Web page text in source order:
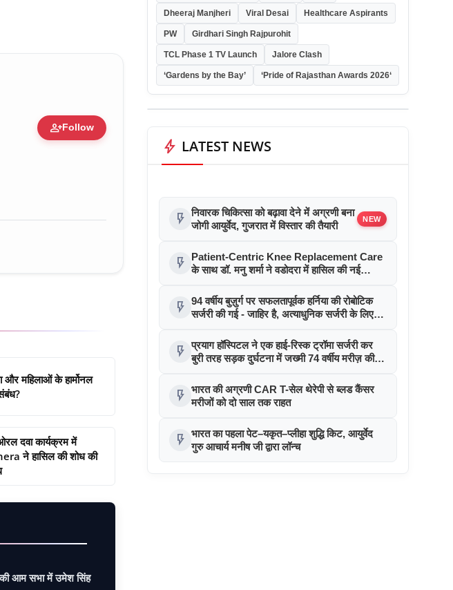
person_addFollow
और महिलाओं के हार्मोनल
ओरल दवा कार्यक्रम में
ने हासिल की शोध की
की आम सभा में उमेश सिंह
Dheeraj Manjheri Viral Desai Healthcare Aspirants
PW Girdhari Singh Rajpurohit
TCL Phase 1 TV Launch Jalore Clash
‘Gardens by the Bay’ ‘Pride of Rajasthan Awards 2026‘
bolt LATEST NEWS
flash_on निवारक चिकित्सा को बढ़ावा देने में अग्रणी बना
जोगी आयुर्वेद, गुजरात में विस्तार की तैयारी
NEW
flash_on
Patient-Centric Knee Replacement Care
के साथ डॉ. मनु शर्मा ने वडोदरा में हासिल की नई
flash_on 94 वर्षीय बुज़ुर्ग पर सफलतापूर्वक हर्निया की रोबोटिक
सर्जरी की गई - जाहिर है, अत्याधुनिक सर्जरी के लिए
flash_on प्रयाग हॉस्पिटल ने एक हाई-रिस्क ट्रॉमा सर्जरी कर
बुरी तरह सड़क दुर्घटना में जख्मी 74 वर्षीय मरीज़ की
flash_on भारत की अग्रणी CAR T-सेल थेरेपी से ब्लड कैंसर
मरीजों को दो साल तक राहत
flash_on भारत का पहला पेट–यकृत–प्लीहा शुद्धि किट, आयुर्वेद
गुरु आचार्य मनीष जी द्वारा लॉन्च